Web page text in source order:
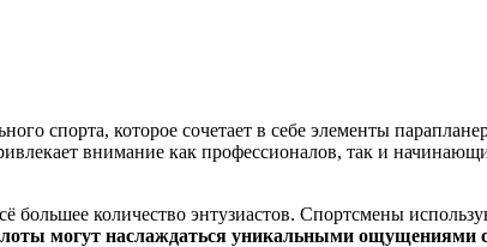
спорта, которое сочетает в себе элементы
внимание как профессионалов, так и
большее количество энтузиастов. Спортсмены
могут наслаждаться уникальными ощущениями